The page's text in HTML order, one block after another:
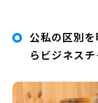
公私の区別
らビジネス